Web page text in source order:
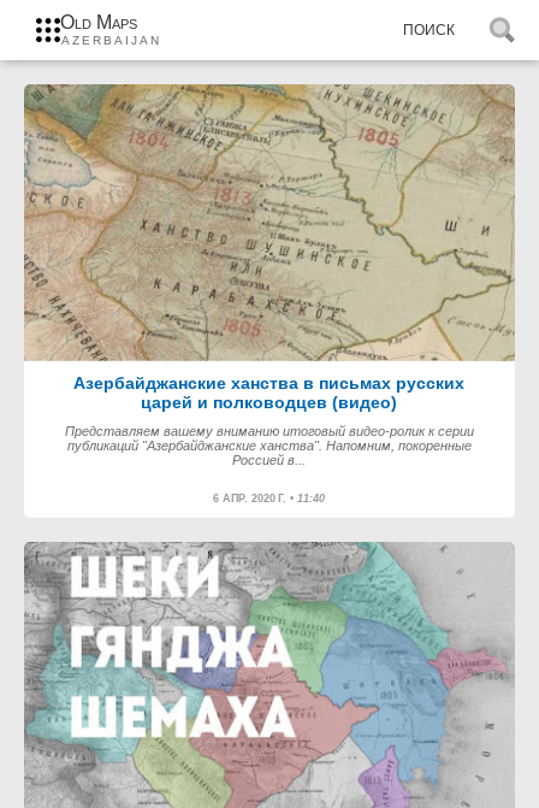
Old Maps
AZERBAIJAN
Азербайджанские ханства в письмах русских
царей и полководцев (видео)
Представляем вашему вниманию итоговый видео-ролик к серии
публикаций "Азербайджанские ханства". Напомним, покоренные
Россией в...
6 АПР. 2020 Г. • 11:40